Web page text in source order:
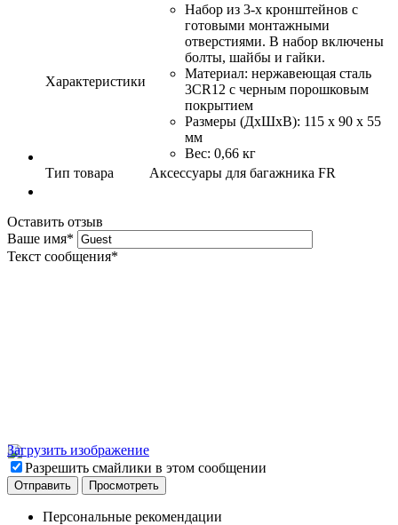
Характеристики
Набор из 3-х кронштейнов с
готовыми монтажными
отверстиями. В набор включены
болты, шайбы и гайки.
Материал: нержавеющая сталь
3CR12 с черным порошковым
покрытием
Размеры (ДхШхВ): 115 х 90 x 55
мм
Вес: 0,66 кг
Тип товара
Аксессуары для багажника FR
Оставить отзыв
Ваше имя*
Текст сообщения*
Загрузить изображение
Разрешить смайлики в этом сообщении
Персональные рекомендации